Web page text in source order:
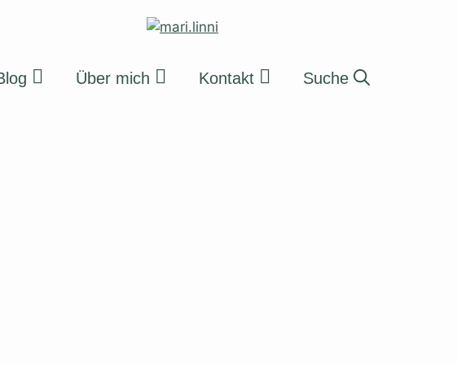
Über mich Kontakt